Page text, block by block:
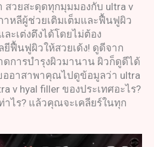
สวยสะดุดทุกมุมมองกับ ultra v
าหลีผู้ช่วยเติมเต็มและฟื้นฟูผิว
ะเต่งตึงได้โดยไม่ต้อง
ยีฟื้นฟูผิวให้สวยเด้ง! ดูดีจาก
การบำรุงผิวมานาน ผิวก็ดูดีได้
ออาสาพาคุณไปดูข้อมูลว่า ultra
v hyal filler ของประเทศอะไร?
าไร? แล้วคุณจะเคลียร์ในทุก